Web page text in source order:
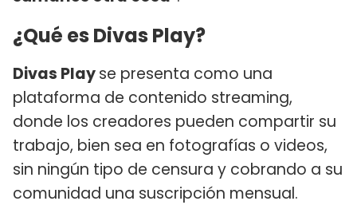
¿Qué es Divas Play?
Divas Playse presenta como una
plataforma de contenido streaming,
donde los creadores pueden compartir su
trabajo, bien sea en fotografías o videos,
sin ningún tipo de censura y cobrando a su
comunidad una suscripción mensual.